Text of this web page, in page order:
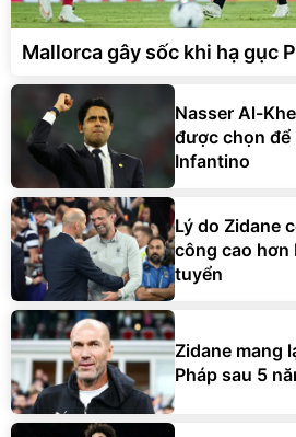
Mallorca gây sốc khi hạ gục
Nasser Al-
được chọn để
Infantino
Lý do Zidane
công cao hơn
tuyển
Zidane mang
Pháp sau 5